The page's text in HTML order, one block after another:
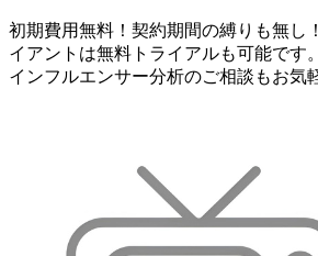
初期費用無料！契約期間の縛りも無し
イアントは無料トライアルも可能です
インフルエンサー分析のご相談もお気